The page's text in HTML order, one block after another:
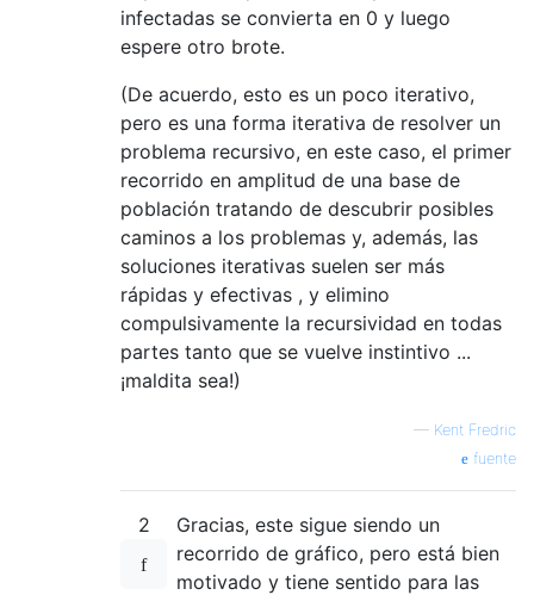
infectadas se convierta en 0 y luego
espere otro brote.
(De acuerdo, esto es un poco iterativo,
pero es una forma iterativa de resolver un
problema recursivo, en este caso, el primer
recorrido en amplitud de una base de
población tratando de descubrir posibles
caminos a los problemas y, además, las
soluciones iterativas suelen ser más
rápidas y efectivas , y elimino
compulsivamente la recursividad en todas
partes tanto que se vuelve instintivo ...
¡maldita sea!)
— Kent Fredric
fuente
2
Gracias, este sigue siendo un
recorrido de gráfico, pero está bien
motivado y tiene sentido para las